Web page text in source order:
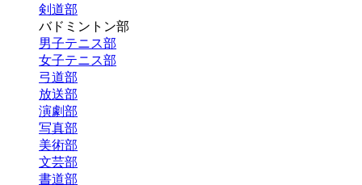
剣道部
バドミントン部
男子テニス部
女子テニス部
弓道部
放送部
演劇部
写真部
美術部
文芸部
書道部